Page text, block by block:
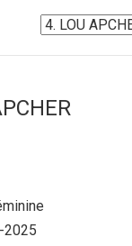
2025